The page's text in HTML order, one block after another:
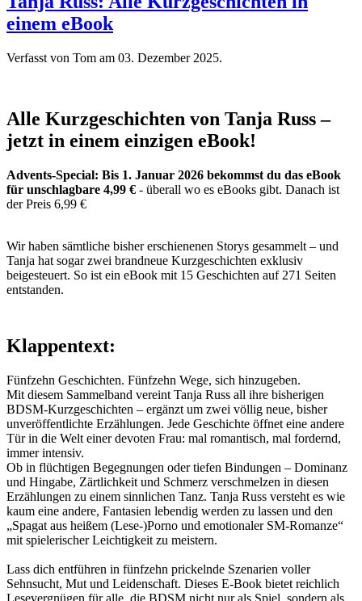
einem eBook
Verfasst von Tom am 03. Dezember 2025.
Alle Kurzgeschichten von Tanja Russ –
jetzt in einem einzigen eBook!
Advents-Special: Bis 1. Januar 2026 bekommst du das eBook
für unschlagbare 4,99 € - überall wo es eBooks gibt. Danach ist
der Preis 6,99 €
Wir haben sämtliche bisher erschienenen Storys gesammelt – und
Tanja hat sogar zwei brandneue Kurzgeschichten exklusiv
beigesteuert. So ist ein eBook mit 15 Geschichten auf 271 Seiten
entstanden.
Klappentext:
Fünfzehn Geschichten. Fünfzehn Wege, sich hinzugeben.
Mit diesem Sammelband vereint Tanja Russ all ihre bisherigen
BDSM-Kurzgeschichten – ergänzt um zwei völlig neue, bisher
unveröffentlichte Erzählungen. Jede Geschichte öffnet eine andere
Tür in die Welt einer devoten Frau: mal romantisch, mal fordernd,
immer intensiv.
Ob in flüchtigen Begegnungen oder tiefen Bindungen – Dominanz
und Hingabe, Zärtlichkeit und Schmerz verschmelzen in diesen
Erzählungen zu einem sinnlichen Tanz. Tanja Russ versteht es wie
kaum eine andere, Fantasien lebendig werden zu lassen und den
„Spagat aus heißem (Lese-)Porno und emotionaler SM-Romanze“
mit spielerischer Leichtigkeit zu meistern.
Lass dich entführen in fünfzehn prickelnde Szenarien voller
Sehnsucht, Mut und Leidenschaft. Dieses E-Book bietet reichlich